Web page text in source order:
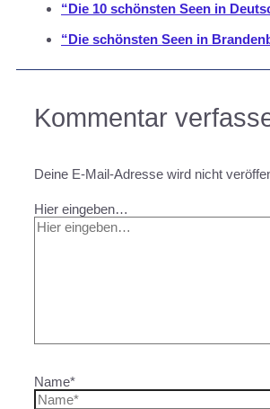
“Die 10 schönsten Seen in
“Die schönsten Seen in
Kommentar
Deine E-Mail-Adresse wird nicht
Hier eingeben…
Name*